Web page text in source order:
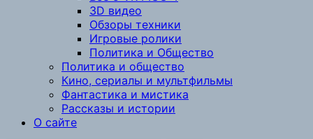
3D видео
Обзоры техники
Игровые ролики
Политика и Общество
Политика и общество
Кино, сериалы и мультфильмы
Фантастика и мистика
Рассказы и истории
О сайте